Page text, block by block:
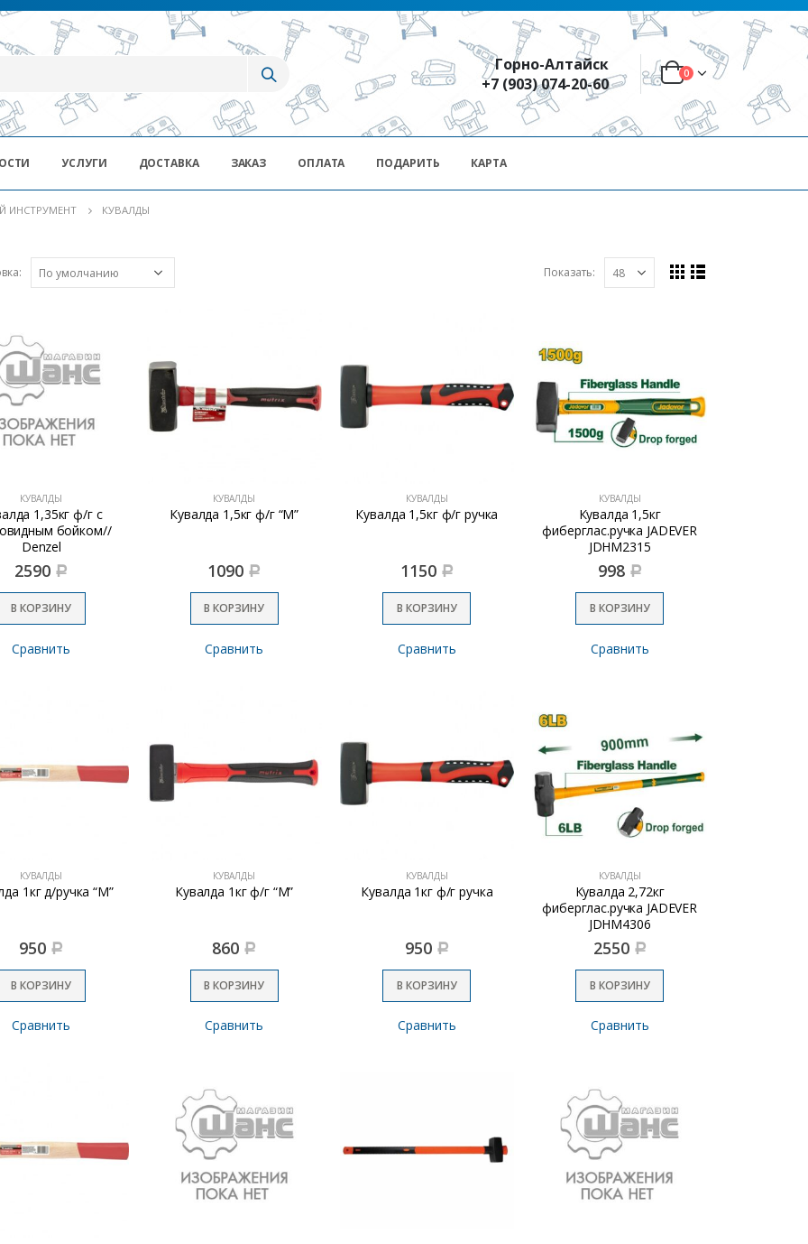
Горно-Алтайск
+7 (903) 074-20-60
0
УСЛУГИ ДОСТАВКА ЗАКАЗ ОПЛАТА ПОДАРИТЬ КАРТА
ИНСТРУМЕНТ КУВАЛДЫ
Показать:
КУВАЛДЫ
1,35кг ф/г с
бойком//
Denzel
2590 Р
В КОРЗИНУ
Сравнить
КУВАЛДЫ
Кувалда 1,5кг ф/г “М”
1090 Р
В КОРЗИНУ
Сравнить
КУВАЛДЫ
Кувалда 1,5кг ф/г ручка
1150 Р
В КОРЗИНУ
Сравнить
КУВАЛДЫ
Кувалда 1,5кг
фиберглас.ручка JADEVER
JDHM2315
998 Р
В КОРЗИНУ
Сравнить
КУВАЛДЫ
1кг д/ручка “М”
950 Р
В КОРЗИНУ
Сравнить
КУВАЛДЫ
Кувалда 1кг ф/г “М”
860 Р
В КОРЗИНУ
Сравнить
КУВАЛДЫ
Кувалда 1кг ф/г ручка
950 Р
В КОРЗИНУ
Сравнить
КУВАЛДЫ
Кувалда 2,72кг
фиберглас.ручка JADEVER
JDHM4306
2550 Р
В КОРЗИНУ
Сравнить